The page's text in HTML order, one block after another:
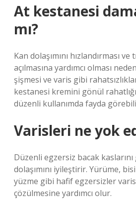
At kestanesi
mı?
Kan dolaşımını hızlandırması ve
açılmasına yardımcı olması
şişmesi ve varis gibi
kestanesi kremini gönül
düzenli kullanımda fayda
Varisleri ne yok
Düzenli egzersiz bacak
dolaşımını iyileştirir. Yürüme,
yüzme gibi hafif egzersizler
çözülmesine yardımcı olur.